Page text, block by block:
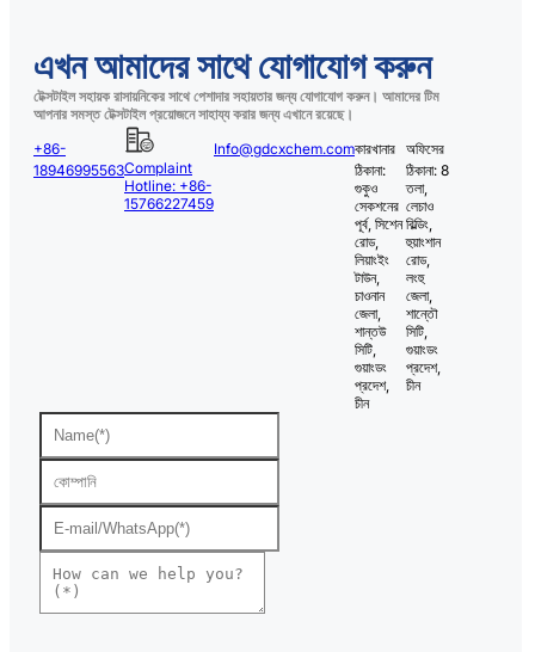
এখন আমাদের সাথে যোগাযোগ করুন
টেক্সটাইল সহায়ক রাসায়নিকের সাথে পেশাদার সহায়তার জন্য যোগাযোগ করুন। আমাদের টিম
আপনার সমস্ত টেক্সটাইল প্রয়োজনে সাহায্য করার জন্য এখানে রয়েছে।
+86-
18946995563Complaint
Hotline: +86-
15766227459
Info@gdcxchem.comকারখানার
ঠিকানা:
গুকুও
সেকশনের
পূর্ব, সিশেন
রোড,
লিয়াংইং
টাউন,
চাওনান
জেলা,
শান্তউ
সিটি,
গুয়াংডং
প্রদেশ,
চীন
অফিসের
ঠিকানা: 8
তলা,
লেচাও
বিল্ডিং,
হুয়াংশান
রোড,
লংহু
জেলা,
শান্তৌ
সিটি,
গুয়াংডং
প্রদেশ,
চীন